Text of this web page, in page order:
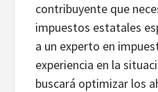
contribuyente que
impuestos estatales
a un experto en
experiencia en la
buscará optimizar los